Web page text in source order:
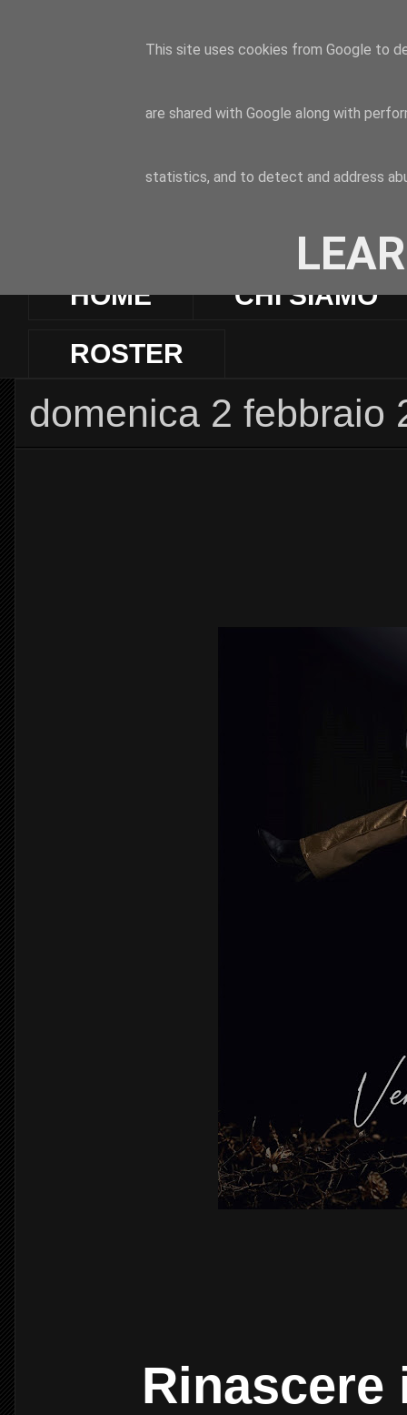
HOME
CHI SIAMO
ROSTER
domenica 2 febbraio
Rinascere
This site uses cookies from Google to
are shared with Google along with
statistics, and to detect and address